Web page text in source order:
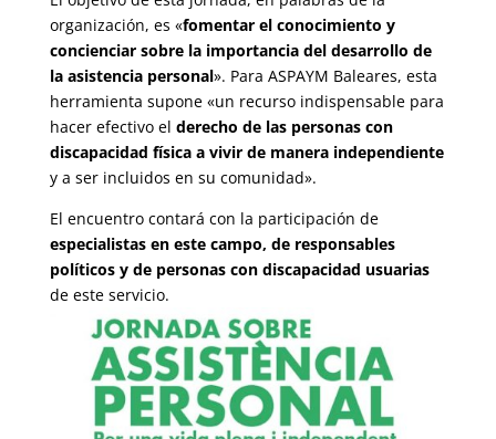
organización, es «fomentar el conocimiento y
concienciar sobre la importancia del desarrollo de
la asistencia personal». Para ASPAYM Baleares, esta
herramienta supone «un recurso indispensable para
hacer efectivo el derecho de las personas con
discapacidad física a vivir de manera independiente
y a ser incluidos en su comunidad».
El encuentro contará con la participación de
especialistas en este campo, de responsables
políticos y de personas con discapacidad usuarias
de este servicio.